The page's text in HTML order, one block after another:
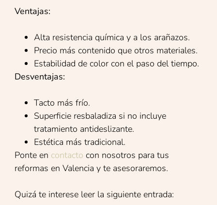
Ventajas:
Alta resistencia química y a los arañazos.
Precio más contenido que otros materiales.
Estabilidad de color con el paso del tiempo.
Desventajas:
Tacto más frío.
Superficie resbaladiza si no incluye
tratamiento antideslizante.
Estética más tradicional.
Ponte en contacto con nosotros para tus
reformas en Valencia y te asesoraremos.
Quizá te interese leer la siguiente entrada: